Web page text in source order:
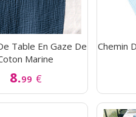
Table En Gaze De
Marine
8.99 €
Chemin